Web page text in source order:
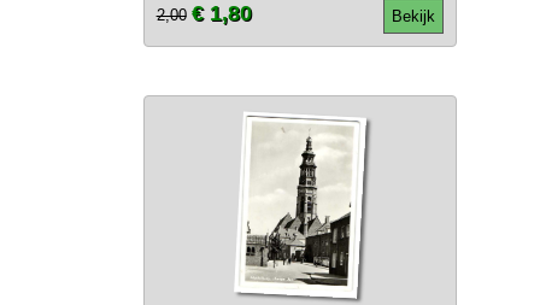
Bekijk
2,00 € 1,80